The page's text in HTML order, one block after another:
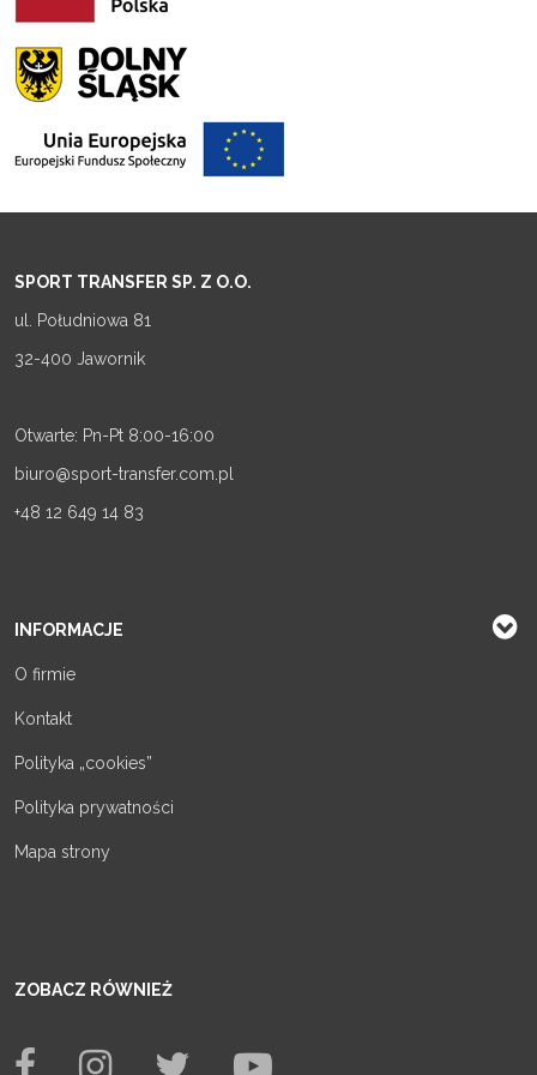
SPORT TRANSFER SP. Z O.O.
ul. Południowa 81
32-400 Jawornik
Otwarte: Pn-Pt 8:00-16:00
biuro@sport-transfer.com.pl
+48 12 649 14 83
INFORMACJE
O firmie
Kontakt
Polityka „cookies”
Polityka prywatności
Mapa strony
ZOBACZ RÓWNIEŻ